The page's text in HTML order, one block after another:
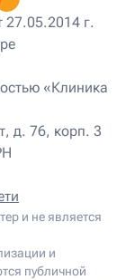
27.05.2014 г.
«Клиника
д. 76, корп. 3
и не является
и
публичной